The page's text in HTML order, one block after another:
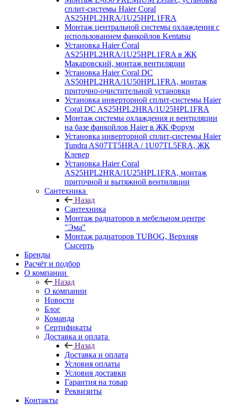
сплит-системы Haier Coral
AS25HPL2HRA/1U25HPL1FRA
Монтаж центральной системы охлаждения с
использованием фанкойлов Kentatsu
Установка Haier Coral
AS25HPL2HRA/1U25HPL1FRA в ЖК
Макаровский, монтаж вентиляции
Установка Haier Coral DC
AS50HPL2HRA/1U50HPL1FRA, монтаж
приточно-очистительной установки
Установка инверторной сплит-системы Haier
Coral DC AS25HPL2HRA/1U25HPL1FRA
Монтаж системы охлаждения и вентиляции
на базе фанкойлов Haier в ЖК Форум
Установка инверторной сплит-системы Haier
Tundra AS07TT5HRA / 1U07TL5FRA, ЖК
Клевер
Установка Haier Coral
AS25HPL2HRA/1U25HPL1FRA, монтаж
приточной и вытяжной вентиляции
Сантехника
Назад
Сантехника
Монтаж радиаторов в мебельном центре
"Эма"
Монтаж радиаторов TUBOG, Верхняя
Сысерть
Бренды
Расчёт и подбор
О компании
Назад
О компании
Новости
Блог
Команда
Сертификаты
Доставка и оплата
Назад
Доставка и оплата
Условия оплаты
Условия доставки
Гарантия на товар
Реквизиты
Контакты